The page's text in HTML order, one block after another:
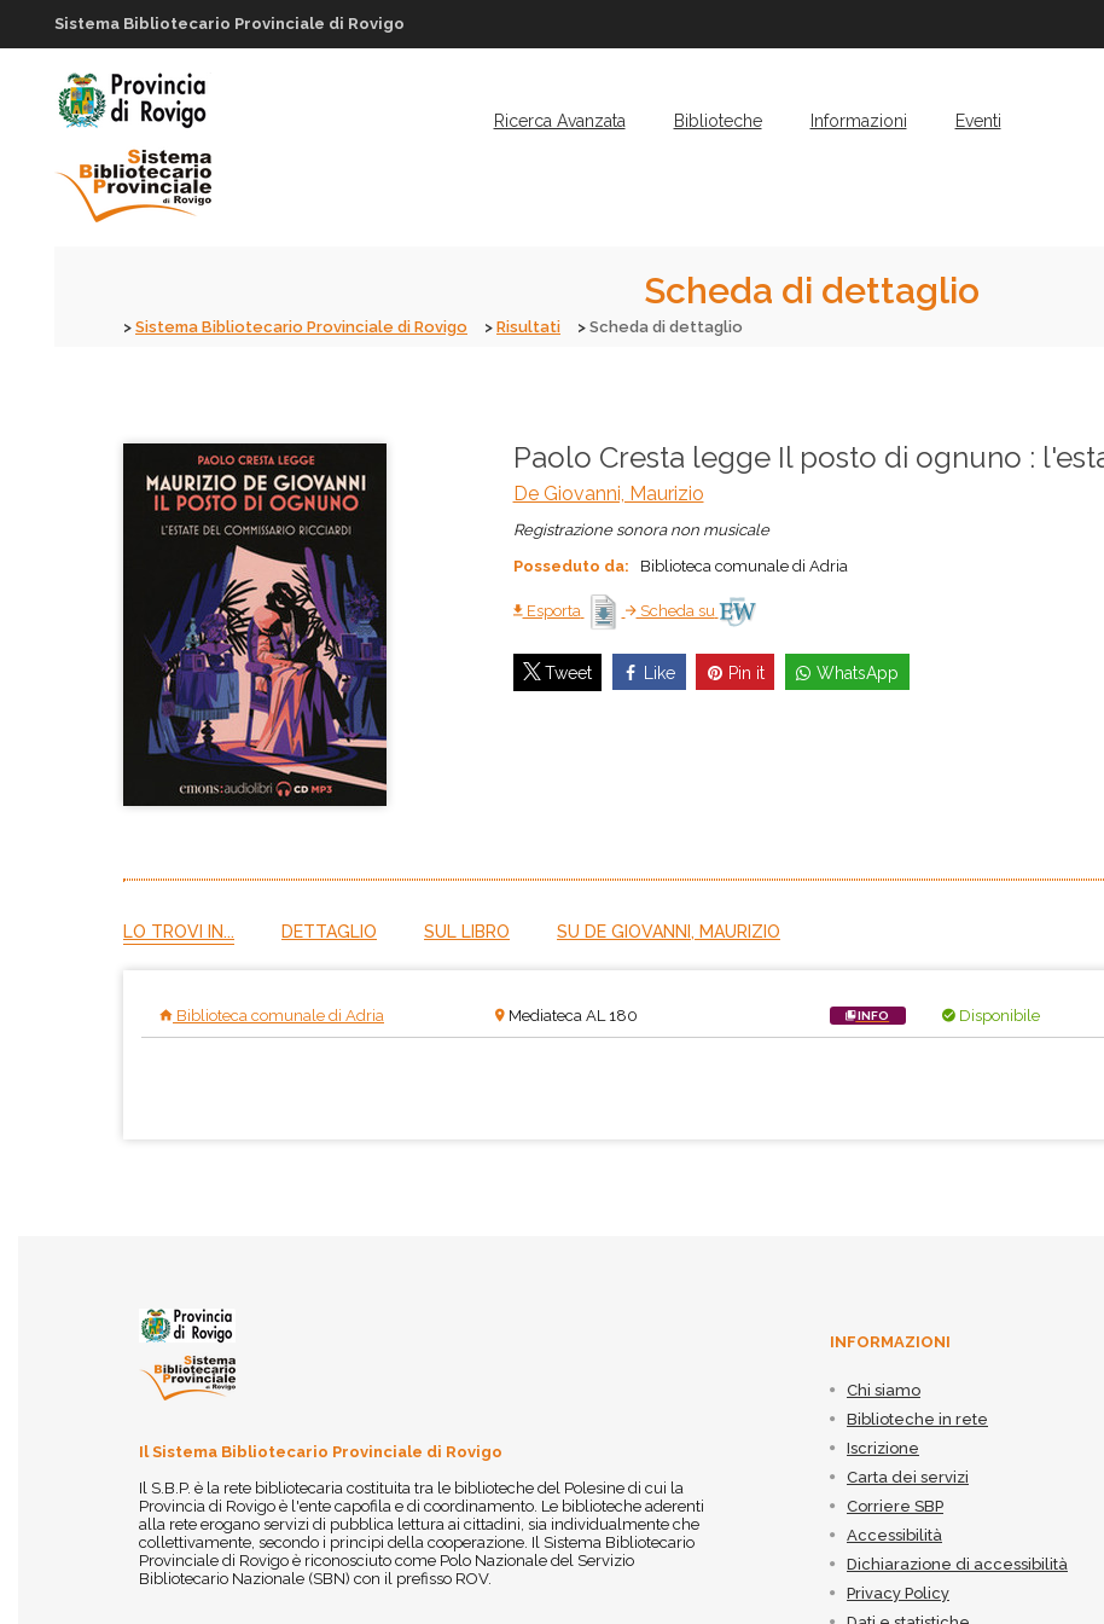
Sistema Bibliotecario Provinciale di Rovigo
Ricerca Avanzata Biblioteche Informazioni Eventi
Scheda di dettaglio
Sistema Bibliotecario Provinciale di Rovigo Risultati Scheda di dettaglio
Paolo Cresta legge Il posto di ognuno :
De Giovanni, Maurizio
Registrazione sonora non musicale
Posseduto da:
Biblioteca comunale di Adria
Esporta Scheda su
Tweet Like Pin it WhatsApp
LO TROVI IN... DETTAGLIO SUL LIBRO SU DE GIOVANNI, MAURIZIO
Biblioteca comunale di Adria Mediateca AL 180 INFO Disponibile
Il Sistema Bibliotecario Provinciale di Rovigo
Il S.B.P. è la rete bibliotecaria costituita tra le biblioteche del Polesine di cui la
Provincia di Rovigo è l'ente capofila e di coordinamento. Le biblioteche aderenti
alla rete erogano servizi di pubblica lettura ai cittadini, sia individualmente che
collettivamente, secondo i principi della cooperazione. Il Sistema Bibliotecario
Provinciale di Rovigo è riconosciuto come Polo Nazionale del Servizio
Bibliotecario Nazionale (SBN) con il prefisso ROV.
INFORMAZIONI
Chi siamo
Biblioteche in rete
Iscrizione
Carta dei servizi
Corriere SBP
Accessibilità
Dichiarazione di accessibilità
Privacy Policy